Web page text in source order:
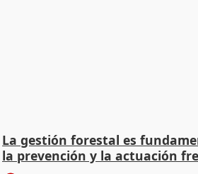
La gestión forestal es
la prevención y la actuación